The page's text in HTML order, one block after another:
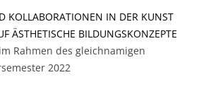
KOLLABORATIONEN IN DER KUNST
ÄSTHETISCHE BILDUNGSKONZEPTE
Rahmen des gleichnamigen
2022